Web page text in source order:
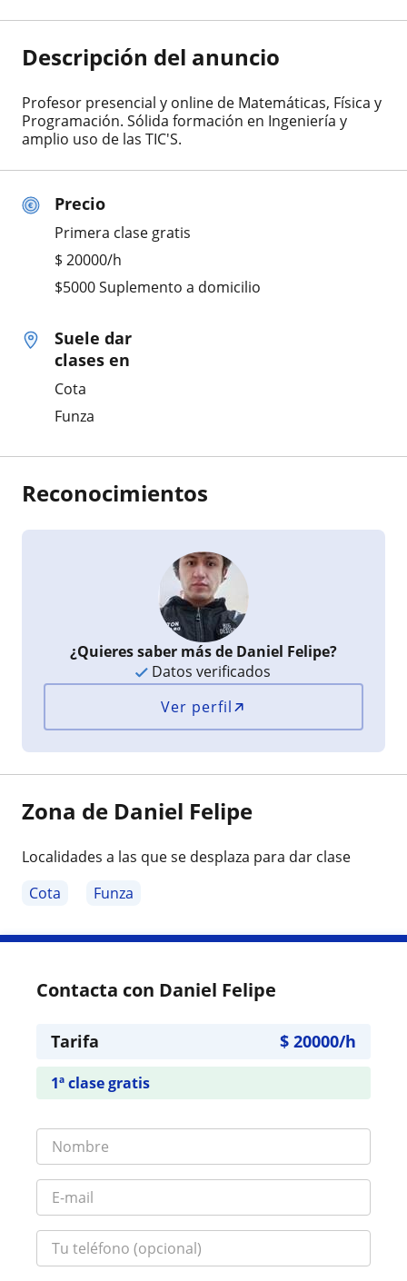
Precio
Primera clase gratis
$ 20000/h
$5000 Suplemento a domicilio
Suele dar
clases en
Cota
Funza
Descripción del anuncio
Profesor presencial y online de Matemáticas, Física y
Programación. Sólida formación en Ingeniería y
amplio uso de las TIC'S.
Reconocimientos
¿Quieres saber más de Daniel Felipe?
Datos verificados
Ver perfil
Zona de Daniel Felipe
Localidades a las que se desplaza para dar clase
Cota
Funza
Contacta con Daniel Felipe
Tarifa $ 20000/h
1ª clase gratis